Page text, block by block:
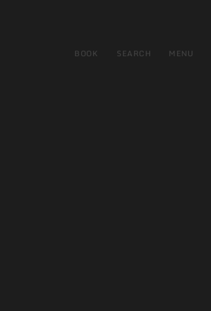
BOOK SEARCH MENU